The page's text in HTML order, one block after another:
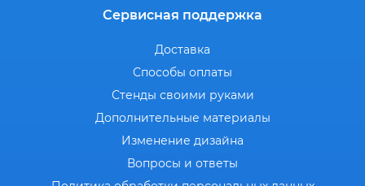
Сервисная поддержка
Доставка
Способы оплаты
Стенды своими руками
Дополнительные материалы
Изменение дизайна
Вопросы и ответы